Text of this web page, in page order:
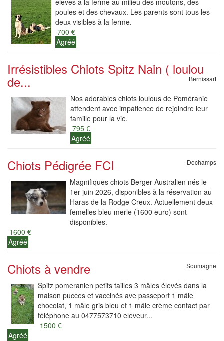
poules et des chevaux. Les parents sont tous les
deux visibles à la ferme.
700 €
Agréé
Irrésistibles Chiots Spitz Nain ( loulou
de... Bernissart
Nos adorables chiots loulous de Poméranie
attendent avec impatience de rejoindre leur
famille pour la vie.
795 €
Agréé
Chiots Pédigrée FCI Dochamps
Magnifiques chiots Berger Australien nés le
1er juin 2026, disponibles à la réservation au
Haras de la Rodge Creux. Actuellement deux
femelles bleu merle (1600 euro) sont
disponibles.
1600 €
Agréé
Chiots à vendre Soumagne
Spitz pomeranien petits tailles 3 mâles élevés dans la
maison pucces et vaccinés ave passeport 1 mâle
chocolat, 1 mâle gris bleu et 1 mâle crème contact par
téléphone au 0477573710 eleveur...
1500 €
Agréé